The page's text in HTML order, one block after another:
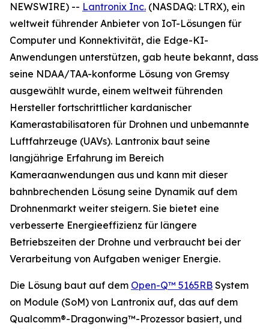
NEWSWIRE) -- Lantronix Inc. (NASDAQ: LTRX), ein
weltweit führender Anbieter von IoT-Lösungen für
Computer und Konnektivität, die Edge-KI-
Anwendungen unterstützen, gab heute bekannt, dass
seine NDAA/TAA-konforme Lösung von Gremsy
ausgewählt wurde, einem weltweit führenden
Hersteller fortschrittlicher kardanischer
Kamerastabilisatoren für Drohnen und unbemannte
Luftfahrzeuge (UAVs). Lantronix baut seine
langjährige Erfahrung im Bereich
Kameraanwendungen aus und kann mit dieser
bahnbrechenden Lösung seine Dynamik auf dem
Drohnenmarkt weiter steigern. Sie bietet eine
verbesserte Energieeffizienz für längere
Betriebszeiten der Drohne und verbraucht bei der
Verarbeitung von Aufgaben weniger Energie.
Die Lösung baut auf dem Open-Q™ 5165RB System
on Module (SoM) von Lantronix auf, das auf dem
Qualcomm®-Dragonwing™-Prozessor basiert, und